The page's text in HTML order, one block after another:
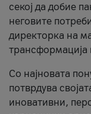
секој да добие
неговите
директорка на
трансформација
Со најновата
потврдува
иновативни,